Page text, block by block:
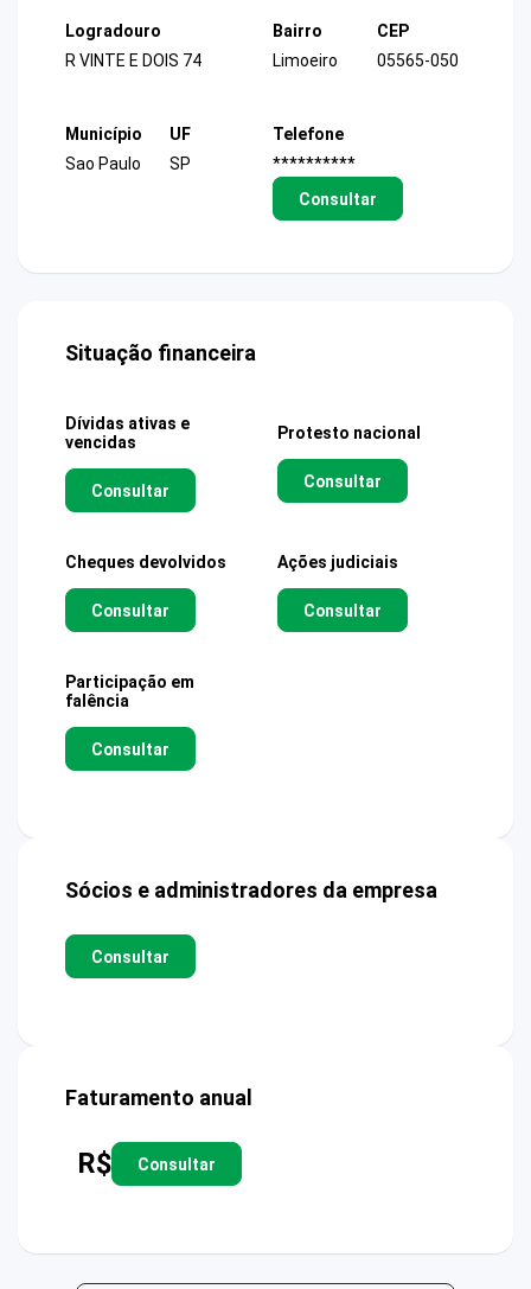
Logradouro
R VINTE E DOIS 74
Bairro
Limoeiro
CEP
05565-050
Município
Sao Paulo
UF
SP
Telefone
**********
Consultar
Situação financeira
Dívidas ativas e
vencidas
Consultar
Protesto nacional
Consultar
Cheques devolvidos
Consultar
Ações judiciais
Consultar
Participação em
falência
Consultar
Sócios e administradores da empresa
Consultar
Faturamento anual
R$ Consultar